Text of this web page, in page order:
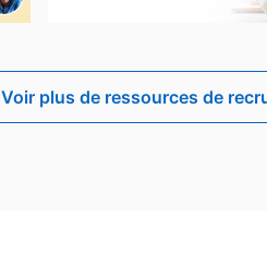
Voir plus de ressources de